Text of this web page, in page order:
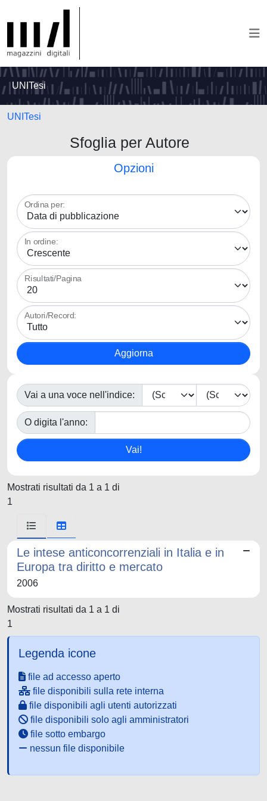
UNITesi
UNITesi
Sfoglia per Autore
Opzioni
Ordina per:
In ordine:
Risultati/Pagina
Autori/Record:
Vai a una voce nell'indice:
O digita l'anno:
Mostrati risultati da 1 a 1 di
1
Le intese anticoncorrenziali in Italia e in
Europa tra diritto e mercato
2006
Mostrati risultati da 1 a 1 di
1
Legenda icone
file ad accesso aperto
file disponibili sulla rete interna
file disponibili agli utenti autorizzati
file disponibili solo agli amministratori
file sotto embargo
nessun file disponibile